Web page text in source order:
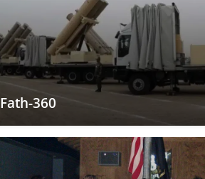
Fath-360